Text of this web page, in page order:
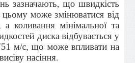
зазначають, що швидкість
цьому може змінюватися від
коливання мінімальної та
диска відбувається у
м/с, що може впливати на
насіння.